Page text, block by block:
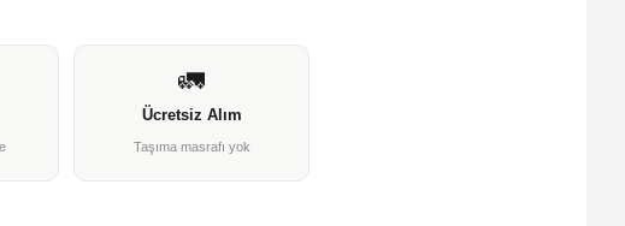
🚛
Ücretsiz Alım
Taşıma masrafı yok